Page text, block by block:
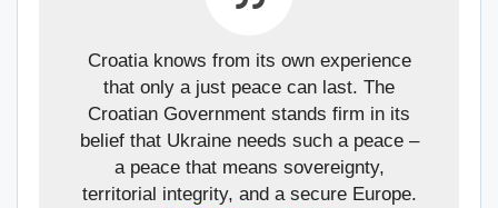
Croatia knows from its own experience
that only a just peace can last. The
Croatian Government stands firm in its
belief that Ukraine needs such a peace –
a peace that means sovereignty,
territorial integrity, and a secure Europe.